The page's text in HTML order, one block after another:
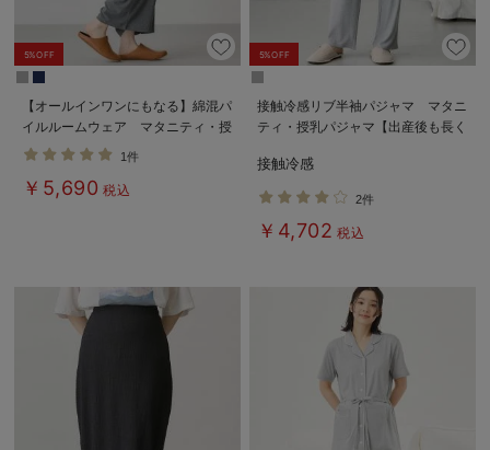
5%OFF
【オールインワンにもなる】綿混パ
イルルームウェア マタニティ・授
乳パジャマ【産後も長く着られる】
1件
￥5,690 税込
5%OFF
接触冷感リブ半袖パジャマ マタニ
ティ・授乳パジャマ【出産後も長く
接触冷感
2件
￥4,702 税込